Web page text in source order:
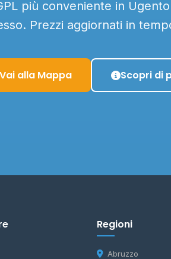
più conveniente in
Prezzi aggiornati in
alla Mappa Scopri di
Regioni
Abruzzo